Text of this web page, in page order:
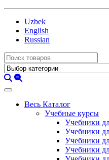
Uzbek
English
Russian
Весь Каталог
Учебные курсы
Учебники
Учебники
Учебники
Учебники